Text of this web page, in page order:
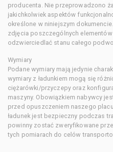
producenta. Nie przeprowadzono
jakichkolwiek aspektów
określone w niniejszym
zdjęcia poszczególnych
odzwierciedlać stanu całego
Wymiary
Podane wymiary mają jedynie
wymiary z ładunkiem mogą się
ciężarówki/przyczepy oraz
maszyny. Obowiązkiem nabywcy
przed opuszczeniem naszego
ładunek jest bezpieczny podczas
powinny zostać zweryfikowane
tych pomiarach do celów